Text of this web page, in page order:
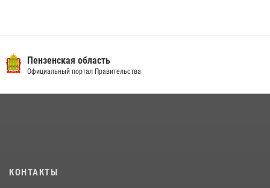
Военнослужащие Росгвардии в Заречном приняли участие в
просветительской лекции Общества «Знание»
сборов «Гвардеец» с вооружением и техникой Росгвардии
Пензенская область
Официальный портал Правительства
КОНТАКТЫ